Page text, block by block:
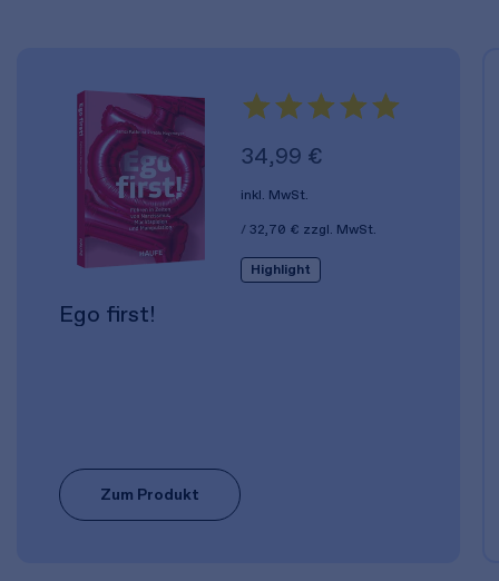
34,99 €
inkl. MwSt.
32,70 € zzgl. MwSt.
Highlight
Ego first!
Zum Produkt